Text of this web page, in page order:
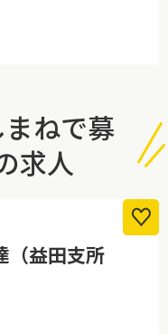
ねで募
求人
（益田支所